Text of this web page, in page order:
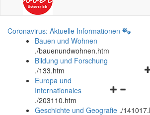
Coronavirus: Aktuelle Informationen
Bauen und Wohnen
./bauenundwohnen.htm
Bildung und Forschung
./133.htm
und
Europa und
Internationales
./203110.htm
Geschichte und Geografie ./